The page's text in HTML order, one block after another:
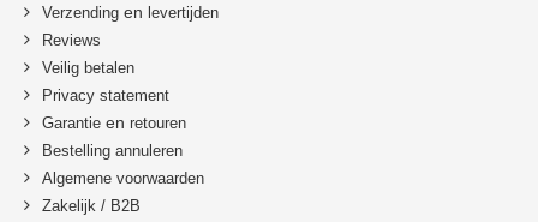
Verzending en levertijden
Reviews
Veilig betalen
Privacy statement
Garantie en retouren
Bestelling annuleren
Algemene voorwaarden
Zakelijk / B2B